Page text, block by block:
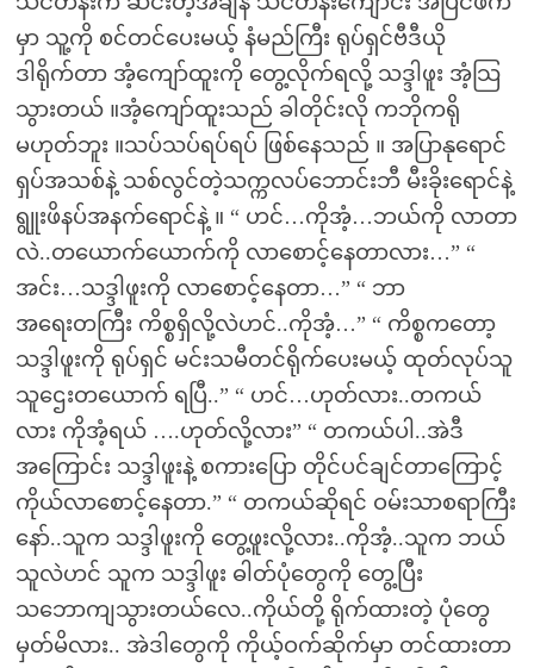
မှာ သူ့ကို စင်တင်ပေးမယ့် နံမည်ကြီး ရုပ်ရှင်ဗီဒီယို
ဒါရိုက်တာ အံ့ကျော်ထူးကို တွေ့လိုက်ရလို့ သဒ္ဒါဖူး အံ့သြ
သွားတယ် ။အံ့ကျော်ထူးသည် ခါတိုင်းလို ကဘိုကရို
မဟုတ်ဘူး ။သပ်သပ်ရပ်ရပ် ဖြစ်နေသည် ။ အပြာနုရောင်
ရှပ်အသစ်နဲ့ သစ်လွင်တဲ့သက္ကလပ်ဘောင်းဘီ မီးခိုးရောင်နဲ့
ရွူးဖိနပ်အနက်ရောင်နဲ့ ။ “ ဟင်…ကိုအံ့…ဘယ်ကို လာတာ
လဲ..တယောက်ယောက်ကို လာစောင့်နေတာလား…” “
အင်း…သဒ္ဒါဖူးကို လာစောင့်နေတာ…” “ ဘာ
အရေးတကြီး ကိစ္စရှိလို့လဲဟင်..ကိုအံ့…” “ ကိစ္စကတော့
သဒ္ဒါဖူးကို ရုပ်ရှင် မင်းသမီတင်ရိုက်ပေးမယ့် ထုတ်လုပ်သူ
သူဌေးတယောက် ရပြီ..” “ ဟင်…ဟုတ်လား..တကယ်
လား ကိုအံ့ရယ် ….ဟုတ်လို့လား” “ တကယ်ပါ..အဲဒီ
အကြောင်း သဒ္ဒါဖူးနဲ့ စကားပြော တိုင်ပင်ချင်တာကြောင့်
ကိုယ်လာစောင့်နေတာ.” “ တကယ်ဆိုရင် ဝမ်းသာစရာကြီး
နော်..သူက သဒ္ဒါဖူးကို တွေ့ဖူးလို့လား..ကိုအံ့..သူက ဘယ်
သူလဲဟင် သူက သဒ္ဒါဖူး ဓါတ်ပုံတွေကို တွေ့ပြီး
သဘောကျသွားတယ်လေ..ကိုယ်တို့ ရိုက်ထားတဲ့ ပုံတွေ
မှတ်မိလား.. အဲဒါတွေကို ကိုယ့်ဝက်ဆိုက်မှာ တင်ထားတာ